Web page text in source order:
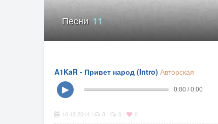
Песни11
A1KaR - Привет народ (Intro) Авторская
▶
0:00 / 0:00
16.12.2014 8 0 0